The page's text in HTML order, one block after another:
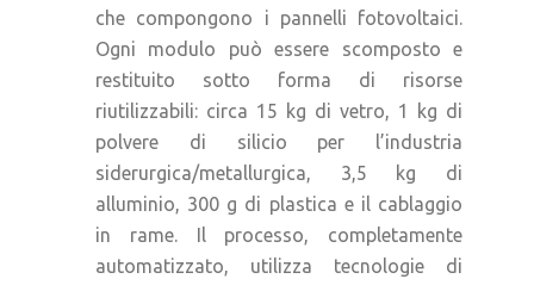
che compongono i pannelli fotovoltaici.
Ogni modulo può essere scomposto e
restituito sotto forma di risorse
riutilizzabili: circa 15 kg di vetro, 1 kg di
polvere di silicio per l’industria
siderurgica/metallurgica, 3,5 kg di
alluminio, 300 g di plastica e il cablaggio
in rame. Il processo, completamente
automatizzato, utilizza tecnologie di